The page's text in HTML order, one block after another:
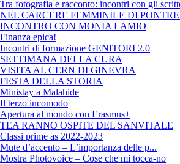
Tra fotografia e racconto: incontri con gli
NEL CARCERE FEMMINILE DI
INCONTRO CON MONIA LAMIO
Finanza epica!
Incontri di formazione GENITORI 2.0
SETTIMANA DELLA CURA
VISITA AL CERN DI GINEVRA
FESTA DELLA STORIA
Ministay a Malahide
Il terzo incomodo
Apertura al mondo con Erasmus+
TEA RANNO OSPITE DEL SANVITALE
Classi prime as 2022-2023
Mute d’accento – L’importanza delle p...
Mostra Photovoice – Cose che mi tocca-no